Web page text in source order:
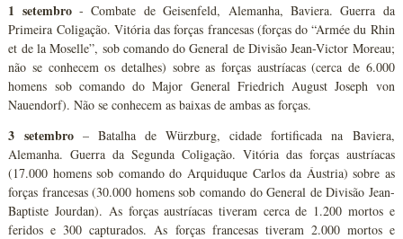
1 setembro- Combate de Geisenfeld, Alemanha, Baviera. Guerra da
Primeira Coligação. Vitória das forças francesas (forças do “Armée du Rhin
et de la Moselle”, sob comando do General de Divisão Jean-Victor Moreau;
não se conhecem os detalhes) sobre as forças austríacas (cerca de 6.000
homens sob comando do Major General Friedrich August Joseph von
Nauendorf). Não se conhecem as baixas de ambas as forças.
3 setembro– Batalha de Würzburg, cidade fortificada na Baviera,
Alemanha. Guerra da Segunda Coligação. Vitória das forças austríacas
(17.000 homens sob comando do Arquiduque Carlos da Áustria) sobre as
forças francesas (30.000 homens sob comando do General de Divisão Jean-
Baptiste Jourdan). As forças austríacas tiveram cerca de 1.200 mortos e
feridos e 300 capturados. As forças francesas tiveram 2.000 mortos e